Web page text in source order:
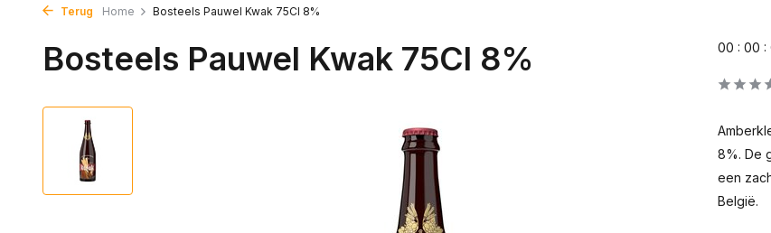
Terug Home Bosteels Pauwel Kwak 75Cl 8%
Bosteels Pauwel Kwak 75Cl 8% 00 : 00 :
8%. De
een
België.